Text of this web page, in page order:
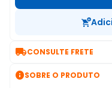
CONSULTE FRETE
SOBRE O PRODUTO